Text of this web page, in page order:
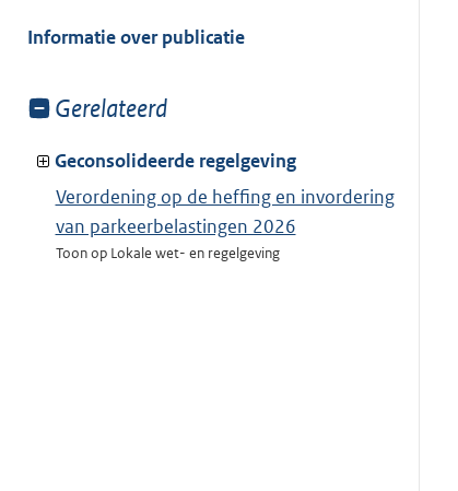
van:
Informatie over publicatie
Toon
van:
Gerelateerd
Geconsolideerde regelgeving
Verordening op de heffing en invordering
van parkeerbelastingen 2026
Toon op Lokale wet- en regelgeving